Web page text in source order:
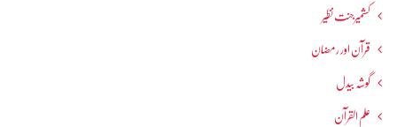
کشمیرجنت نظیر
قرآن اور رمضان
گوشہ بیدل
علم القرآن